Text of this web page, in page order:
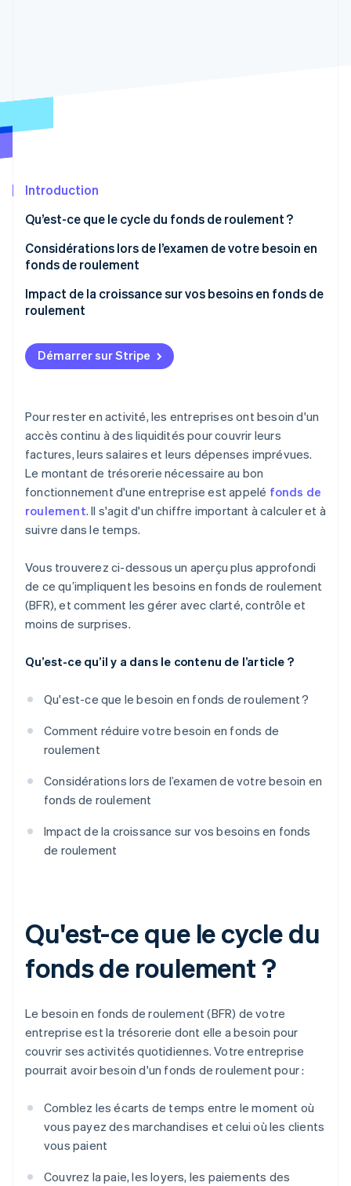
Élimination du carbone
Stripe Sessions 2026
Découvrez comment Stripe construit l’infrastructure
Introduction
Qu’est-ce que le cycle du fonds de roulement ?
Réduire votre besoin en fonds de roulement
Négocier les conditions des fournisseurs
Considérations lors de l’examen de votre besoin en
fonds de roulement
Liquidité et ratio de solvabilité
Stocks
Dette à court terme et options de financement
Saisonnalité et cycles secteur
Impact de la croissance sur vos besoins en fonds de
roulement
Démarrer sur Stripe
Pour rester en activité, les entreprises ont besoin d'un
accès continu à des liquidités pour couvrir leurs
factures, leurs salaires et leurs dépenses imprévues.
Le montant de trésorerie nécessaire au bon
fonctionnement d'une entreprise est appelé fonds de
roulement. Il s'agit d'un chiffre important à calculer et à
suivre dans le temps.
Vous trouverez ci-dessous un aperçu plus approfondi
de ce qu’impliquent les besoins en fonds de roulement
(BFR), et comment les gérer avec clarté, contrôle et
moins de surprises.
Qu’est-ce qu’il y a dans le contenu de l’article ?
Qu'est-ce que le besoin en fonds de roulement ?
Comment réduire votre besoin en fonds de
roulement
Considérations lors de l’examen de votre besoin en
fonds de roulement
Impact de la croissance sur vos besoins en fonds
de roulement
Qu'est-ce que le cycle du
fonds de roulement ?
Le besoin en fonds de roulement (BFR) de votre
entreprise est la trésorerie dont elle a besoin pour
couvrir ses activités quotidiennes. Votre entreprise
pourrait avoir besoin d'un fonds de roulement pour :
Comblez les écarts de temps entre le moment où
vous payez des marchandises et celui où les clients
vous paient
Couvrez la paie, les loyers, les paiements des